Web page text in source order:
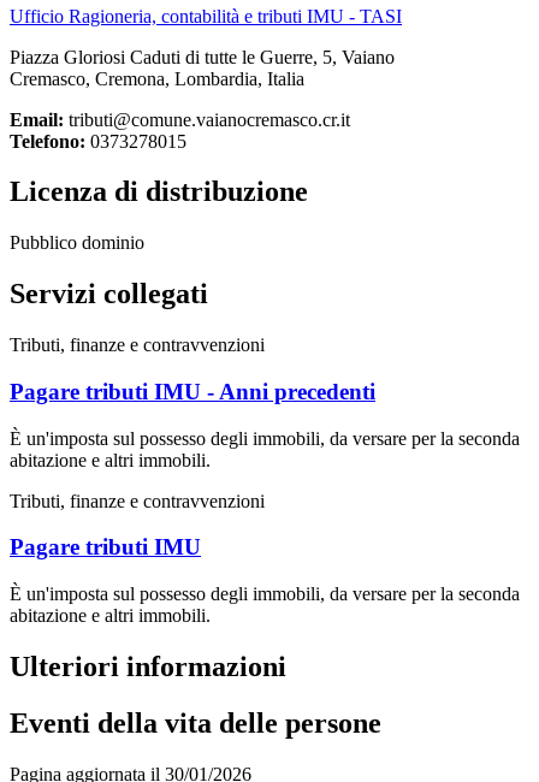
Ufficio Ragioneria, contabilità e tributi IMU - TASI
Piazza Gloriosi Caduti di tutte le Guerre, 5, Vaiano
Cremasco, Cremona, Lombardia, Italia
Email: tributi@comune.vaianocremasco.cr.it
Telefono: 0373278015
Licenza di distribuzione
Pubblico dominio
Servizi collegati
Tributi, finanze e contravvenzioni
Pagare tributi IMU - Anni precedenti
È un'imposta sul possesso degli immobili, da versare per la seconda
abitazione e altri immobili.
Tributi, finanze e contravvenzioni
Pagare tributi IMU
È un'imposta sul possesso degli immobili, da versare per la seconda
abitazione e altri immobili.
Ulteriori informazioni
Eventi della vita delle persone
Pagina aggiornata il 30/01/2026